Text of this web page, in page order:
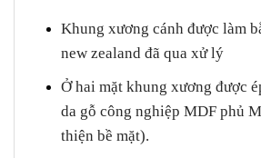
Khung xương cánh được làm
new zealand đã qua xử lý
Ở hai mặt khung xương được
da gỗ công nghiệp MDF phủ
thiện bề mặt).